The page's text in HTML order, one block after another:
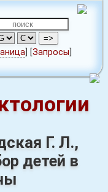
[Запросы
Г. Л.,
детей в